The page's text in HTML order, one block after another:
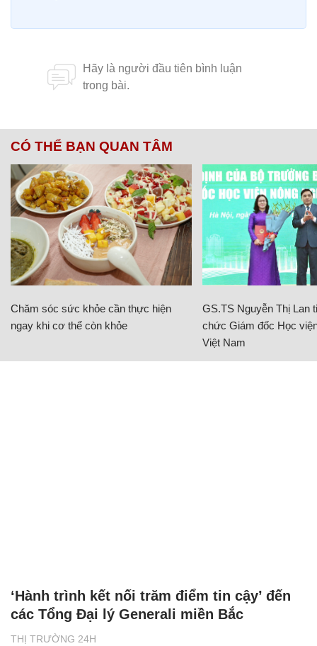
CÓ THỂ BẠN QUAN TÂM
Chăm sóc sức khỏe cần thực hiện
ngay khi cơ thể còn khỏe
GS.TS Nguyễn Thị Lan
chức Giám đốc Học
Việt Nam
THỊ TRƯỜNG 24H
‘Hành trình kết nối trăm điểm tin cậy’ đến
các Tổng Đại lý Generali miền Bắc